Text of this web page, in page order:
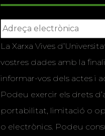
La Xarxa Vives
vostres dades amb la
informar-vos dels actes i
Podeu exercir els drets
portabilitat, limitació o
o electrònics. Podeu